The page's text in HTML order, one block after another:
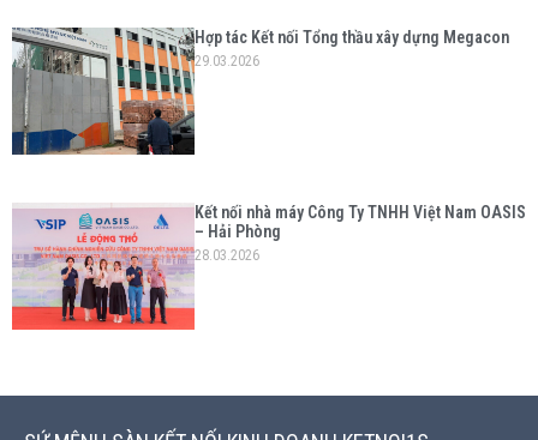
Hợp tác Kết nối Tổng thầu xây dựng Megacon
29.03.2026
Kết nối nhà máy Công Ty TNHH Việt Nam OASIS
– Hải Phòng
28.03.2026